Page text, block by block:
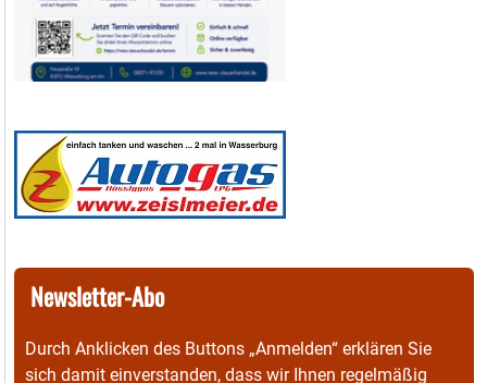
Newsletter-Abo
Durch Anklicken des Buttons „Anmelden“ erklären Sie
sich damit einverstanden, dass wir Ihnen regelmäßig